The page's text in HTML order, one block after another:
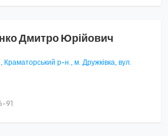
Дмитро Юрійович
Краматорський р-н., м. Дружківка, вул.
91